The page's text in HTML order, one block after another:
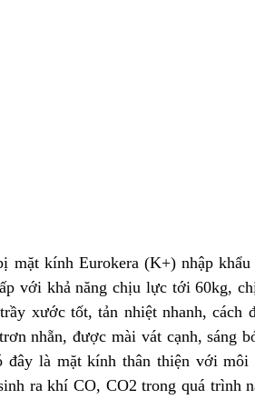
mặt kính Eurokera (K+) nhập khẩu
với khả năng chịu lực tới 60kg,
xước tốt, tản nhiệt nhanh, cách
nhẵn, được mài vát cạnh, sáng
đây là mặt kính thân thiện với môi
ra khí CO, CO2 trong quá trình